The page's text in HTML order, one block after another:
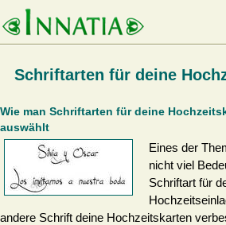
Schriftarten für deine
Wie man Schriftarten für deine
auswählt
Eines der
nicht viel
Schriftart für
andere Schrift deine Hochzeitskarten